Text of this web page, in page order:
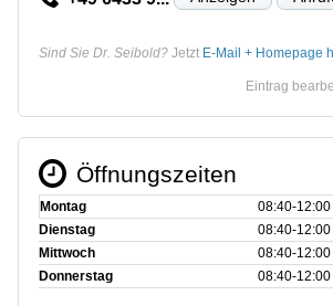
Sind Sie Dr. Seibold? Jetzt E-Mail + Homepage
Eintrag
Öffnungszeiten
Montag 08:40‑12:00
Dienstag
08:40‑12:00
Mittwoch
08:40‑12:00
Donnerstag
08:40‑12:00